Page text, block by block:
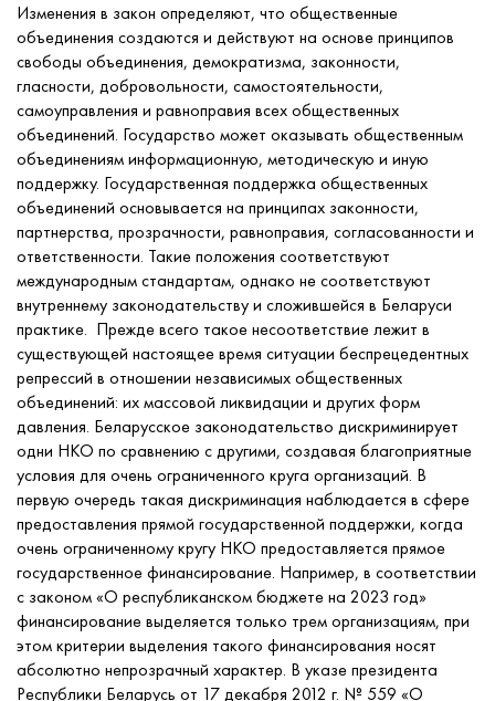
Изменения в закон определяют, что общественные
объединения создаются и действуют на основе принципов
свободы объединения, демократизма, законности,
гласности, добровольности, самостоятельности,
самоуправления и равноправия всех общественных
объединений. Государство может оказывать общественным
объединениям информационную, методическую и иную
поддержку. Государственная поддержка общественных
объединений основывается на принципах законности,
партнерства, прозрачности, равноправия, согласованности и
ответственности. Такие положения соответствуют
международным стандартам, однако не соответствуют
внутреннему законодательству и сложившейся в Беларуси
практике. Прежде всего такое несоответствие лежит в
существующей настоящее время ситуации беспрецедентных
репрессий в отношении независимых общественных
объединений: их массовой ликвидации и других форм
давления. Беларусское законодательство дискриминирует
одни НКО по сравнению с другими, создавая благоприятные
условия для очень ограниченного круга организаций. В
первую очередь такая дискриминация наблюдается в сфере
предоставления прямой государственной поддержки, когда
очень ограниченному кругу НКО предоставляется прямое
государственное финансирование. Например, в соответствии
с законом «О республиканском бюджете на 2023 год»
финансирование выделяется только трем организациям, при
этом критерии выделения такого финансирования носят
абсолютно непрозрачный характер. В указе президента
Республики Беларусь от 17 декабря 2012 г. № 559 «О